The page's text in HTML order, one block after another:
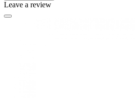
Leave a review